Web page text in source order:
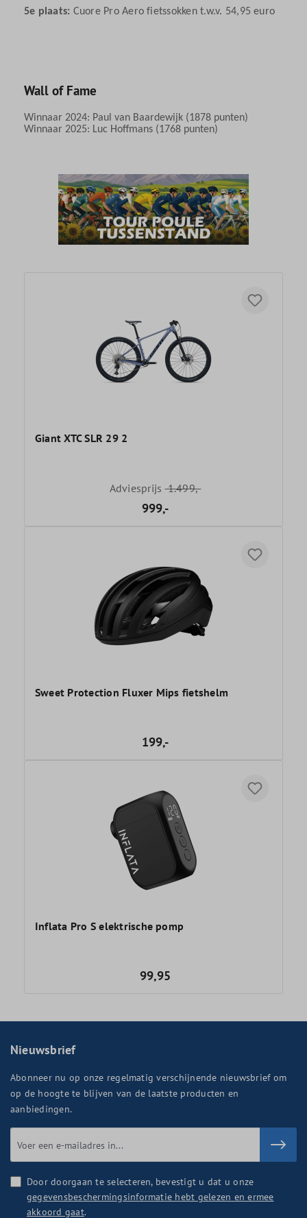
5e plaats: Cuore Pro Aero fietssokken t.w.v. 54,95 euro
Wall of Fame
Winnaar 2024: Paul van Baardewijk (1878 punten)
Winnaar 2025: Luc Hoffmans (1768 punten)
Giant XTC SLR 29 2
Adviesprijs1.499,-
999,-
Sweet Protection Fluxer Mips fietshelm
199,-
Inflata Pro S elektrische pomp
99,95
Nieuwsbrief
Abonneer nu op onze regelmatig verschijnende nieuwsbrief om
op de hoogte te blijven van de laatste producten en
aanbiedingen.
Door doorgaan te selecteren, bevestigt u dat u onze
gegevensbeschermingsinformatie hebt gelezen en ermee
akkoord gaat.